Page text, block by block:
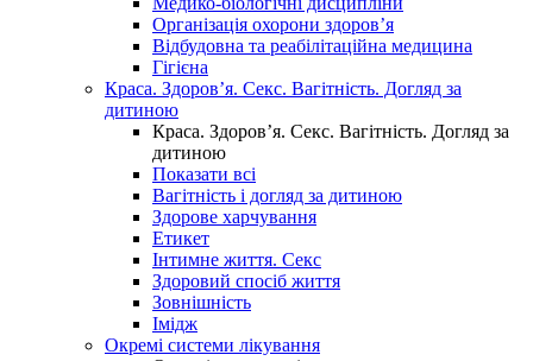
Організація охорони здоров’я
Відбудовна та реабілітаційна медицина
Гігієна
Краса. Здоров’я. Секс. Вагітність. Догляд за
дитиною
Краса. Здоров’я. Секс. Вагітність. Догляд за
дитиною
Показати всі
Вагітність і догляд за дитиною
Здорове харчування
Етикет
Інтимне життя. Секс
Здоровий спосіб життя
Зовнішність
Імідж
Окремі системи лікування